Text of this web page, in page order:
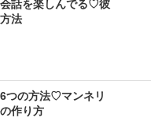
話を楽しんでる♡彼
法
つの方法♡マンネリ
作り方